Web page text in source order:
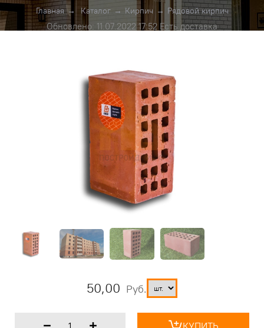
Главная → Каталог → Кирпич → Рядовой кирпич
Обновлено: 11.07.2022 17:52 Есть доставка
50,00 Руб.